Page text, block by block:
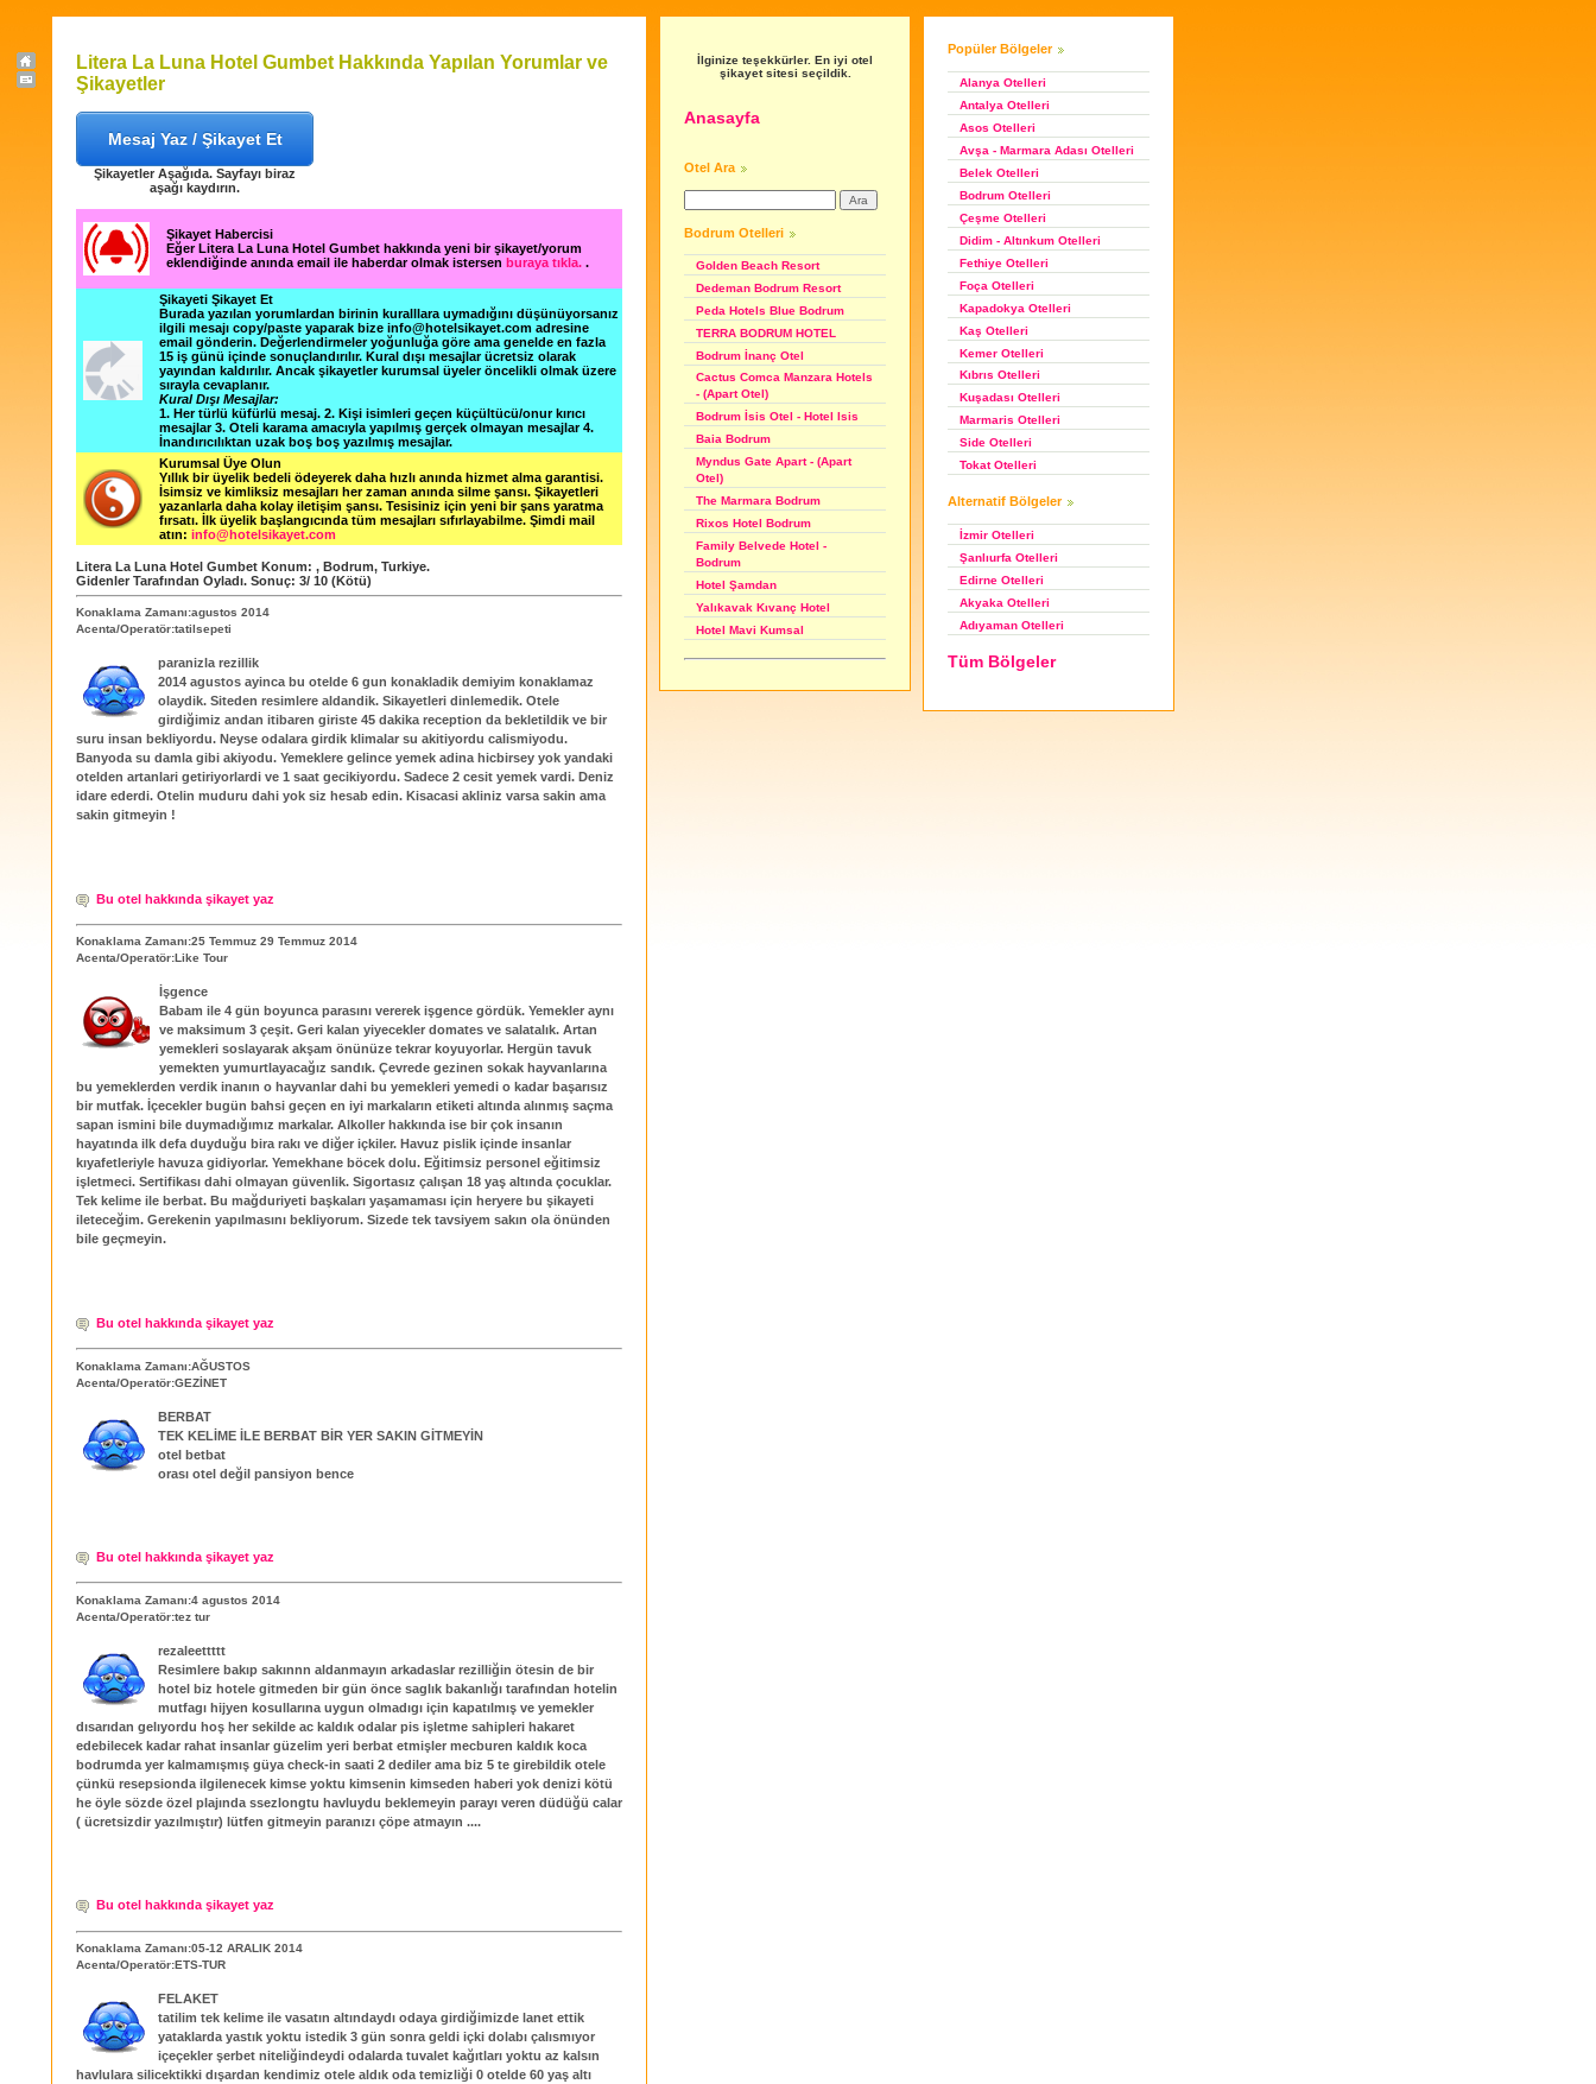
Litera La Luna Hotel Gumbet Hakkında Yapılan Yorumlar ve
Şikayetler
Mesaj Yaz / Şikayet Et
Şikayetler Aşağıda. Sayfayı biraz
aşağı kaydırın.
Şikayet Habercisi
Eğer Litera La Luna Hotel Gumbet hakkında yeni bir şikayet/yorum
eklendiğinde anında email ile haberdar olmak istersen buraya tıkla. .
Şikayeti Şikayet Et
Burada yazılan yorumlardan birinin kuralllara uymadığını düşünüyorsanız
ilgili mesajı copy/paste yaparak bize info@hotelsikayet.com adresine
email gönderin. Değerlendirmeler yoğunluğa göre ama genelde en fazla
15 iş günü içinde sonuçlandırılır. Kural dışı mesajlar ücretsiz olarak
yayından kaldırılır. Ancak şikayetler kurumsal üyeler öncelikli olmak üzere
sırayla cevaplanır.
Kural Dışı Mesajlar:
1. Her türlü küfürlü mesaj. 2. Kişi isimleri geçen küçültücü/onur kırıcı
mesajlar 3. Oteli karama amacıyla yapılmış gerçek olmayan mesajlar 4.
İnandırıcılıktan uzak boş boş yazılmış mesajlar.
Kurumsal Üye Olun
Yıllık bir üyelik bedeli ödeyerek daha hızlı anında hizmet alma garantisi.
İsimsiz ve kimliksiz mesajları her zaman anında silme şansı. Şikayetleri
yazanlarla daha kolay iletişim şansı. Tesisiniz için yeni bir şans yaratma
fırsatı. İlk üyelik başlangıcında tüm mesajları sıfırlayabilme. Şimdi mail
atın: info@hotelsikayet.com
Litera La Luna Hotel Gumbet Konum: , Bodrum, Turkiye.
Gidenler Tarafından Oyladı. Sonuç: 3/ 10 (Kötü)
Konaklama Zamanı:agustos 2014
Acenta/Operatör:tatilsepeti
paranizla rezillik
2014 agustos ayinca bu otelde 6 gun konakladik demiyim konaklamaz
olaydik. Siteden resimlere aldandik. Sikayetleri dinlemedik. Otele
girdiğimiz andan itibaren giriste 45 dakika reception da bekletildik ve bir
suru insan bekliyordu. Neyse odalara girdik klimalar su akitiyordu calismiyodu.
Banyoda su damla gibi akiyodu. Yemeklere gelince yemek adina hicbirsey yok yandaki
otelden artanlari getiriyorlardi ve 1 saat gecikiyordu. Sadece 2 cesit yemek vardi. Deniz
idare ederdi. Otelin muduru dahi yok siz hesab edin. Kisacasi akliniz varsa sakin ama
sakin gitmeyin !
Bu otel hakkında şikayet yaz
Konaklama Zamanı:25 Temmuz 29 Temmuz 2014
Acenta/Operatör:Like Tour
İşgence
Babam ile 4 gün boyunca parasını vererek işgence gördük. Yemekler aynı
ve maksimum 3 çeşit. Geri kalan yiyecekler domates ve salatalık. Artan
yemekleri soslayarak akşam önünüze tekrar koyuyorlar. Hergün tavuk
yemekten yumurtlayacağız sandık. Çevrede gezinen sokak hayvanlarına
bu yemeklerden verdik inanın o hayvanlar dahi bu yemekleri yemedi o kadar başarısız
bir mutfak. İçecekler bugün bahsi geçen en iyi markaların etiketi altında alınmış saçma
sapan ismini bile duymadığımız markalar. Alkoller hakkında ise bir çok insanın
hayatında ilk defa duyduğu bira rakı ve diğer içkiler. Havuz pislik içinde insanlar
kıyafetleriyle havuza gidiyorlar. Yemekhane böcek dolu. Eğitimsiz personel eğitimsiz
işletmeci. Sertifikası dahi olmayan güvenlik. Sigortasız çalışan 18 yaş altında çocuklar.
Tek kelime ile berbat. Bu mağduriyeti başkaları yaşamaması için heryere bu şikayeti
ileteceğim. Gerekenin yapılmasını bekliyorum. Sizede tek tavsiyem sakın ola önünden
bile geçmeyin.
Bu otel hakkında şikayet yaz
Konaklama Zamanı:AĞUSTOS
Acenta/Operatör:GEZİNET
BERBAT
TEK KELİME İLE BERBAT BİR YER SAKIN GİTMEYİN
otel betbat
orası otel değil pansiyon bence
Bu otel hakkında şikayet yaz
Konaklama Zamanı:4 agustos 2014
Acenta/Operatör:tez tur
rezaleettttt
Resimlere bakıp sakınnn aldanmayın arkadaslar rezilliğin ötesin de bir
hotel biz hotele gitmeden bir gün önce saglık bakanlığı tarafından hotelin
mutfagı hijyen kosullarına uygun olmadıgı için kapatılmış ve yemekler
dısarıdan gelıyordu hoş her sekilde ac kaldık odalar pis işletme sahipleri hakaret
edebilecek kadar rahat insanlar güzelim yeri berbat etmişler mecburen kaldık koca
bodrumda yer kalmamışmış güya check-in saati 2 dediler ama biz 5 te girebildik otele
çünkü resepsionda ilgilenecek kimse yoktu kimsenin kimseden haberi yok denizi kötü
he öyle sözde özel plajında ssezlongtu havluydu beklemeyin parayı veren düdüğü calar
( ücretsizdir yazılmıştır) lütfen gitmeyin paranızı çöpe atmayın ....
Bu otel hakkında şikayet yaz
Konaklama Zamanı:05-12 ARALIK 2014
Acenta/Operatör:ETS-TUR
FELAKET
tatilim tek kelime ile vasatın altındaydı odaya girdiğimizde lanet ettik
yataklarda yastık yoktu istedik 3 gün sonra geldi içki dolabı çalısmıyor
içeçekler şerbet niteliğindeydi odalarda tuvalet kağıtları yoktu az kalsın
havlulara silicektikki dışardan kendimiz otele aldık oda temizliği 0 otelde 60 yaş altı
İlginize teşekkürler. En iyi otel
şikayet sitesi seçildik.
Anasayfa
Otel Ara
Bodrum Otelleri
Golden Beach Resort
Dedeman Bodrum Resort
Peda Hotels Blue Bodrum
TERRA BODRUM HOTEL
Bodrum İnanç Otel
Cactus Comca Manzara Hotels
- (Apart Otel)
Bodrum İsis Otel - Hotel Isis
Baia Bodrum
Myndus Gate Apart - (Apart
Otel)
The Marmara Bodrum
Rixos Hotel Bodrum
Family Belvede Hotel -
Bodrum
Hotel Şamdan
Yalıkavak Kıvanç Hotel
Hotel Mavi Kumsal
Popüler Bölgeler
Alanya Otelleri
Antalya Otelleri
Asos Otelleri
Avşa - Marmara Adası Otelleri
Belek Otelleri
Bodrum Otelleri
Çeşme Otelleri
Didim - Altınkum Otelleri
Fethiye Otelleri
Foça Otelleri
Kapadokya Otelleri
Kaş Otelleri
Kemer Otelleri
Kıbrıs Otelleri
Kuşadası Otelleri
Marmaris Otelleri
Side Otelleri
Tokat Otelleri
Alternatif Bölgeler
İzmir Otelleri
Şanlıurfa Otelleri
Edirne Otelleri
Akyaka Otelleri
Adıyaman Otelleri
Tüm Bölgeler